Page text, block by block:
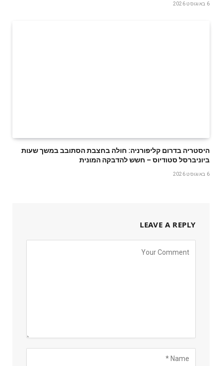
6 באוגוסט 2026
היסטריה בדרום קליפורניה: חולה בחצבת הסתובב במשך שעות
ביוניברסל סטודיוס – חשש להדבקה המונית
6 באוגוסט 2026
LEAVE A REPLY